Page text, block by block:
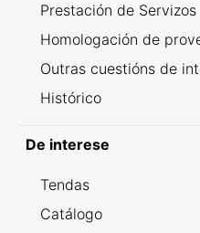
Prestación de Servizos
Homologación de
Outras cuestións de
Histórico
De interese
Tendas
Catálogo